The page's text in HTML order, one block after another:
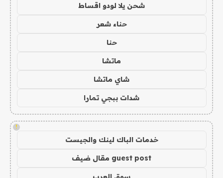
شحن يلا لودو اقساط
حناء شعر
حنا
ماتشا
شاي ماتشا
شدات ببجي تمارا
!
خدمات الباك لينك والجيست
guest post مقال ضيف